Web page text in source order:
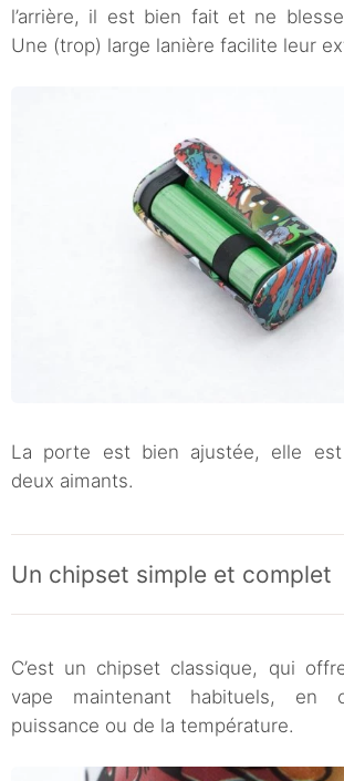
l’arrière, il est bien fait et ne
Une (trop) large lanière facilite leur
La porte est bien ajustée, elle est
deux aimants.
Un chipset simple et complet
C’est un chipset classique, qui
vape maintenant habituels, en
puissance ou de la température.